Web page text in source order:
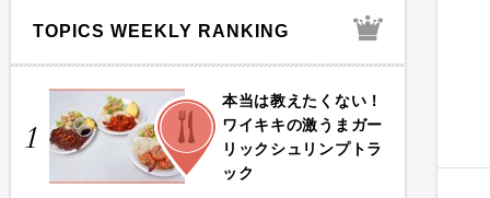
TOPICS WEEKLY RANKING
1
FOOD
本当は教えたくない！
ワイキキの激うまガー
リックシュリンプトラ
ック